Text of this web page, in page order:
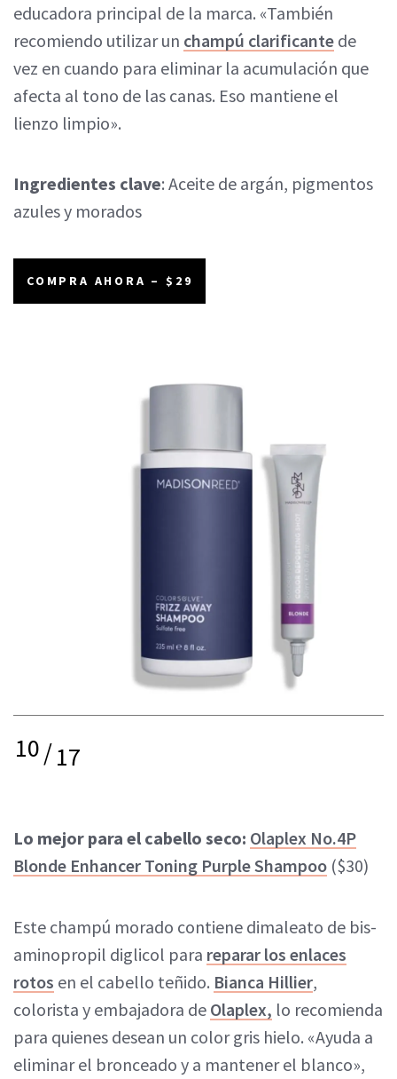
educadora principal de la marca. «También
recomiendo utilizar un champú clarificante de
vez en cuando para eliminar la acumulación que
afecta al tono de las canas. Eso mantiene el
lienzo limpio».
Ingredientes clave: Aceite de argán, pigmentos
azules y morados
COMPRA AHORA – $29
10/17
Lo mejor para el cabello seco: Olaplex No.4P
Blonde Enhancer Toning Purple Shampoo ($30)
Este champú morado contiene dimaleato de bis-
aminopropil diglicol para reparar los enlaces
rotos en el cabello teñido. Bianca Hillier,
colorista y embajadora de Olaplex, lo recomienda
para quienes desean un color gris hielo. «Ayuda a
eliminar el bronceado y a mantener el blanco»,